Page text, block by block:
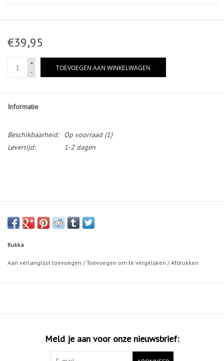
€39,95
+
-
TOEVOEGEN AAN WINKELWAGEN
Informatie
Beschikbaarheid: Op voorraad(1)
Levertijd:
1-2 dagen
Rukka
Aan verlanglijst toevoegen /Toevoegen om te vergelijken /Afdrukken
Meld je aan voor onze nieuwsbrief: